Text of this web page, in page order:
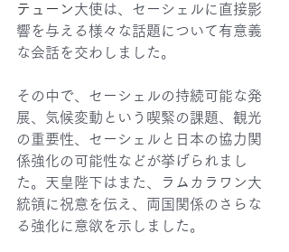
テューン大使は、セーシェルに直接影
響を与える様々な話題について有意義
な会話を交わしました。
その中で、セーシェルの持続可能な発
展、気候変動という喫緊の課題、観光
の重要性、セーシェルと日本の協力関
係強化の可能性などが挙げられまし
た。天皇陛下はまた、ラムカラワン大
統領に祝意を伝え、両国関係のさらな
る強化に意欲を示しました。